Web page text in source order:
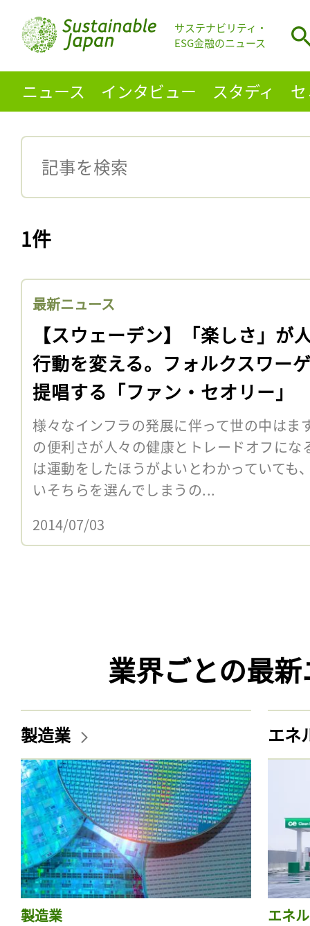
サステナビリティ・
ESG金融のニュース
ニュース インタビュー スタディ
1件
最新ニュース
【スウェーデン】「楽しさ」が
行動を変える。フォルクスワー
提唱する「ファン・セオリー」
様々なインフラの発展に伴って世の中はま
の便利さが人々の健康とトレードオフに
は運動をしたほうがよいとわかっていても
いそちらを選んでしまうの...
2014/07/03
業界ごとの最
製造業
製造業
エネ
エネ